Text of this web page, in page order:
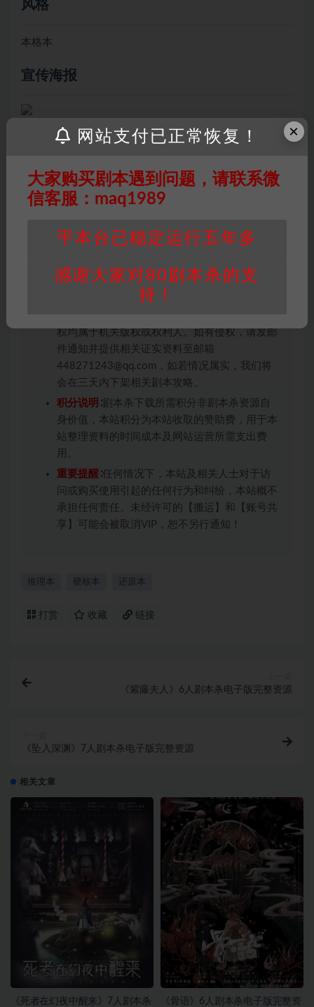
风格
本格本
宣传海报
因百度网盘限制，链接有失效的风险，如遇到无
效链接请联系客服补发！！！网盘不限速下载神
器→点此下载←
免责声明
： 本站所有剧本杀资源均为网友分享
投稿+个人整理而来，仅供学习研究使用，请勿
未购买，即代表已阅读本声明，理解并同意受本
条约约束，并遵守所有适用的法律法规。
权均属于机关版权或权利人。如有侵权，请发邮
件通知并提供相关证实资料至邮箱
448271243@qq.com，如若情况属实，我们将
会在三天内下架相关剧本攻略。
积分说明 ∶剧本杀下载所需积分非剧本杀资源自
身价值，本站积分为本站收取的赞助费，用于本
站整理资料的时间成本及网站运营所需支出费
用。
重要提醒 ∶任何情况下，本站及相关人士对于访
问或购买使用引起的任何行为和纠纷，本站概不
承担任何责任。未经许可的【搬运】和【账号共
享】可能会被取消VIP，恕不另行通知！
推理本 硬核本 还原本
打赏 收藏 链接
《紫藤夫人》6人剧本杀电子版完整资源
《坠入深渊》7人剧本杀电子版完整资源
相关文章
《死者在幻夜中醒来》7人剧本杀
《骨语》6人剧本杀电子版完整资
×
网站支付已正常恢复！
大家购买剧本遇到问题，请联系微
信客服：maq1989
平本台已稳定运行五年多
感谢大家对80剧本杀的支
持！